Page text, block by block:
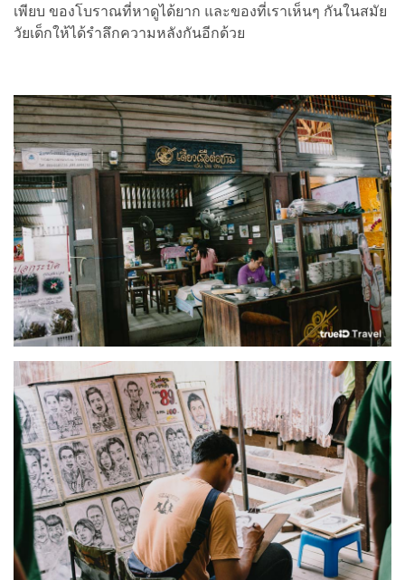
เพียบ ของโบราณที่หาดูได้ยาก และของที่เราเห็นๆ กันในสมัย
วัยเด็กให้ได้รำลึกความหลังกันอีกด้วย